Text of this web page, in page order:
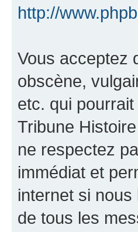
http://
Vous acceptez
obscène,
etc. qui
Tribune
ne respectez
immédiat et
internet si
de tous les